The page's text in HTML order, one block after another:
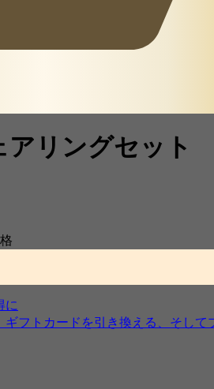
リングセット
に
ギフトカードを引き換える、そして